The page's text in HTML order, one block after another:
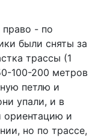
- по
были сняты за
трассы (1
100-200 метров
петлю и
упали, и в
ориентацию и
но по трассе,